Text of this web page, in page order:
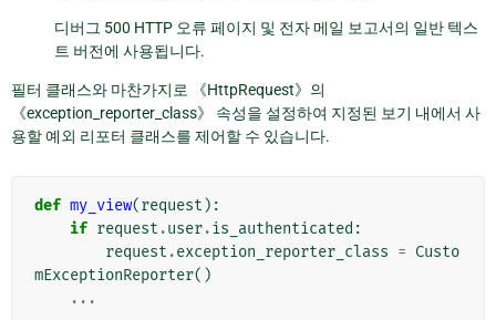
디버그 500 HTTP 오류 페이지 및 전자 메일 보고서의 일반 텍스
트 버전에 사용됩니다.
필터 클래스와 마찬가지로 《HttpRequest》의
《exception_reporter_class》 속성을 설정하여 지정된 보기 내에서 사
용할 예외 리포터 클래스를 제어할 수 있습니다.
def my_view(request ):
if request .user.is_authenticated :
request .exception_reporter_class = Custo
mExceptionReporter()
...